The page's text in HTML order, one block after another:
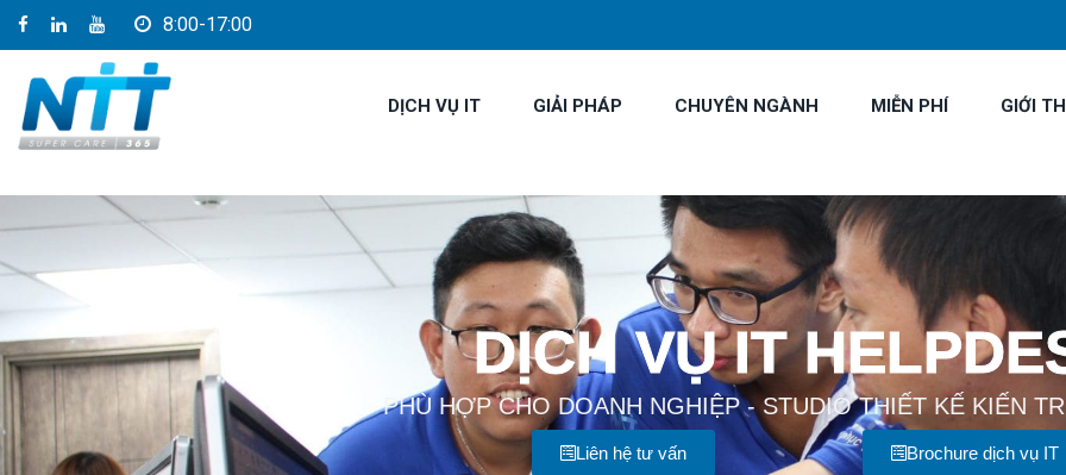
8:00-17:00
DỊCH VỤ IT GIẢI PHÁP CHUYÊN NGÀNH MIỄN PHÍ GIỚI
DỊCH VỤ IT
PHÙ HỢP CHO DOANH NGHIỆP - STUDIO THIẾT KẾ KIẾN
Liên hệ tư vấn Brochure dịch vụ IT